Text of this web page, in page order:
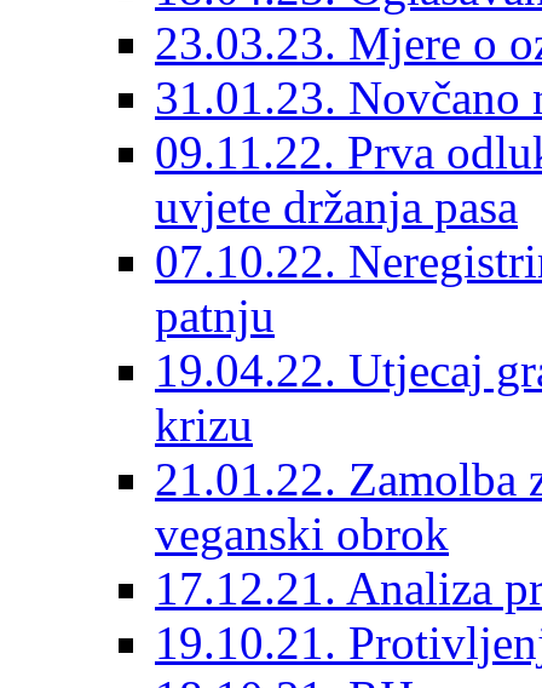
23.03.23. Mjere o
31.01.23. Novčano
09.11.22. Prva
uvjete držanja pasa
07.10.22.
patnju
19.04.22. Utjecaj
krizu
21.01.22. Zamolba
veganski obrok
17.12.21. Analiza
19.10.21.